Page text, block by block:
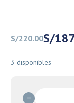
S/220.00
El
original
S/
El
actual
3 disponibles